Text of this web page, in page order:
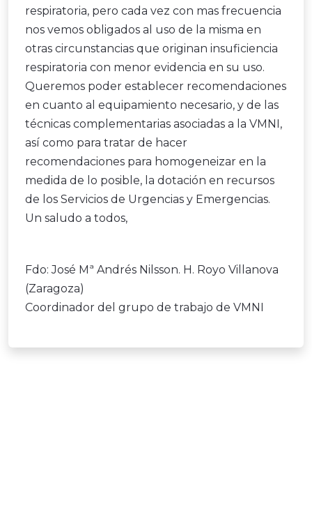
respiratoria, pero cada vez con mas frecuencia
nos vemos obligados al uso de la misma en
otras circunstancias que originan insuficiencia
respiratoria con menor evidencia en su uso.
Queremos poder establecer recomendaciones
en cuanto al equipamiento necesario, y de las
técnicas complementarias asociadas a la VMNI,
así como para tratar de hacer
recomendaciones para homogeneizar en la
medida de lo posible, la dotación en recursos
de los Servicios de Urgencias y Emergencias.
Un saludo a todos,
Fdo: José Mª Andrés Nilsson. H. Royo Villanova
(Zaragoza)
Coordinador del grupo de trabajo de VMNI